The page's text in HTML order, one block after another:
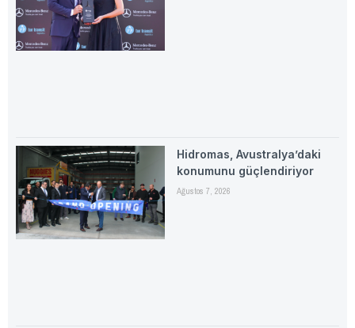
Hidromas, Avustralya’daki
konumunu güçlendiriyor
Ağustos 7, 2026